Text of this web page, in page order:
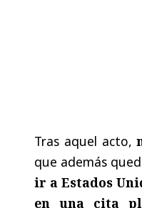
Tras aquel acto,
que además
ir a Estados
en una cita